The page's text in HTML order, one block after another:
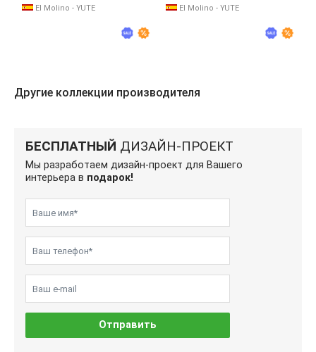
El Molino - YUTE El Molino - YUTE
Другие коллекции производителя
БЕСПЛАТНЫЙ ДИЗАЙН-ПРОЕКТ
Мы разработаем дизайн-проект для Вашего
интерьера в подарок!
Отправить